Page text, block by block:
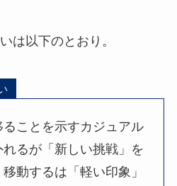
は以下のとおり。
ことを示すカジュアル
るが「新しい挑戦」を
動するは「軽い印象」